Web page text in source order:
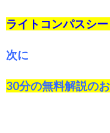
ライトコンパスシ
次に
30分の無料解説の